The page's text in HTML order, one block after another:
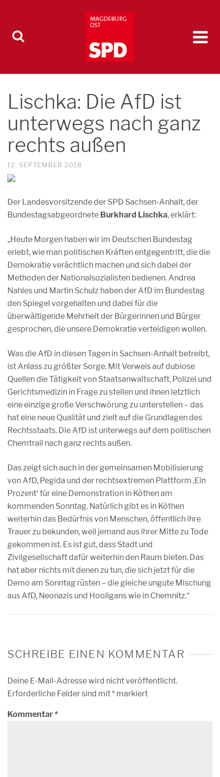
Lischka: Die AfD ist
unterwegs nach ganz
rechts außen
12. SEPTEMBER 2018
Der Landesvorsitzende der SPD Sachsen-Anhalt, der
Bundestagsabgeordnete Burkhard Lischka, erklärt:
„Heute Morgen haben wir im Deutschen Bundestag
erlebt, wie man politischen Kräften entgegentritt, die die
Demokratie verächtlich machen und sich dabei der
Methoden der Nationalsozialisten bedienen. Andrea
Nahles und Martin Schulz haben der AfD im Bundestag
den Spiegel vorgehalten und dabei für die
überwältigende Mehrheit der Bürgerinnen und Bürger
gesprochen, die unsere Demokratie verteidigen wollen.
Was die AfD in diesen Tagen in Sachsen-Anhalt betreibt,
ist Anlass zu größter Sorge. Mit Verweis auf dubiose
Quellen die Tätigkeit von Staatsanwaltschaft, Polizei und
Gerichtsmedizin in Frage zu stellen und ihnen letztlich
eine einzige große Verschwörung zu unterstellen – das
hat eine neue Qualität und zielt auf die Grundlagen des
Rechtsstaats. Die AfD ist unterwegs auf dem politischen
Chemtrail nach ganz rechts außen.
Das zeigt sich auch in der gemeinsamen Mobilisierung
von AfD, Pegida und der rechtsextremen Plattform ,Ein
Prozent‘ für eine Demonstration in Köthen am
kommenden Sonntag. Natürlich gibt es in Köthen
weiterhin das Bedürfnis von Menschen, öffentlich ihre
Trauer zu bekunden, weil jemand aus ihrer Mitte zu Tode
gekommen ist. Es ist gut, dass Stadt und
Zivilgesellschaft dafür weiterhin den Raum bieten. Das
hat aber nichts mit denen zu tun, die sich jetzt für die
Demo am Sonntag rüsten – die gleiche ungute Mischung
aus AfD, Neonazis und Hooligans wie in Chemnitz.“
SCHREIBE EINEN KOMMENTAR
Deine E-Mail-Adresse wird nicht veröffentlicht.
Erforderliche Felder sind mit* markiert
Kommentar*